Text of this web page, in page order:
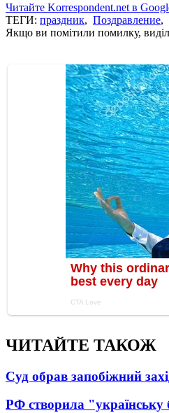
Читайте Korrespondent.net в
ТЕГИ: праздник, Поздравление,
Якщо ви помітили помилку,
ЧИТАЙТЕ ТАКОЖ
Суд обрав запобіжний
РФ створила